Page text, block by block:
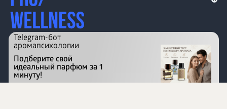
Перейти на сайт
Telegram-бот
аромапсихологии
Подберите свой
идеальный парфюм за 1
минуту!